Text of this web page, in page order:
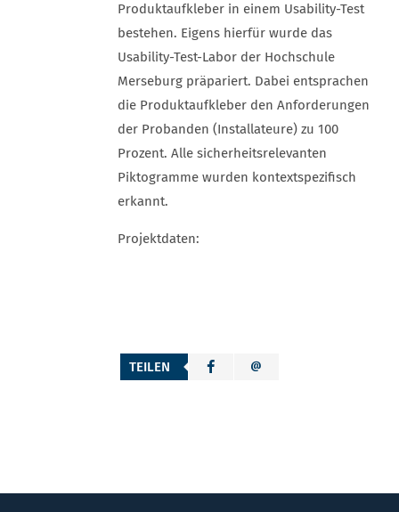
Produkt­aufkleber in einem Usability-Test
bestehen. Eigens hierfür wurde das
Usability-Test-Labor der Hochschule
Merseburg präpariert. Dabei entsprachen
die Produkt­aufkleber den Anforderungen
der Probanden (Installateure) zu 100
Prozent. Alle sicherheits­relevanten
Piktogramme wurden kontext­spezifisch
erkannt.
Projektdaten:
TEILEN